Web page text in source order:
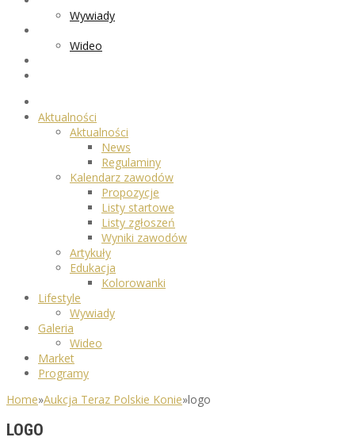
Wywiady
Wideo
Aktualności
Aktualności
News
Regulaminy
Kalendarz zawodów
Propozycje
Listy startowe
Listy zgłoszeń
Wyniki zawodów
Artykuły
Edukacja
Kolorowanki
Lifestyle
Wywiady
Galeria
Wideo
Market
Programy
Home»Aukcja Teraz Polskie Konie»logo
LOGO